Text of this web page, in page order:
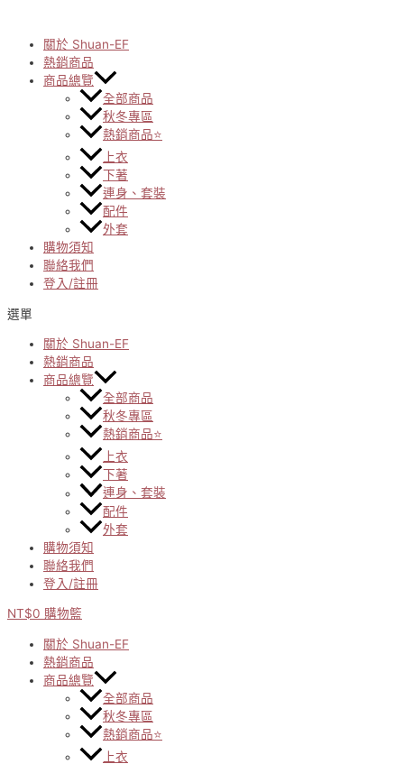
content關於 Shuan-EF
熱銷商品
商品總覽
全部商品
秋冬專區
熱銷商品⭐
上衣
下著
連身、套裝
配件
外套
購物須知
聯絡我們
登入/註冊
選單
關於 Shuan-EF
熱銷商品
商品總覽
全部商品
秋冬專區
熱銷商品⭐
上衣
下著
連身、套裝
配件
外套
購物須知
聯絡我們
登入/註冊
NT$0 購物籃
關於 Shuan-EF
熱銷商品
商品總覽
全部商品
秋冬專區
熱銷商品⭐
上衣